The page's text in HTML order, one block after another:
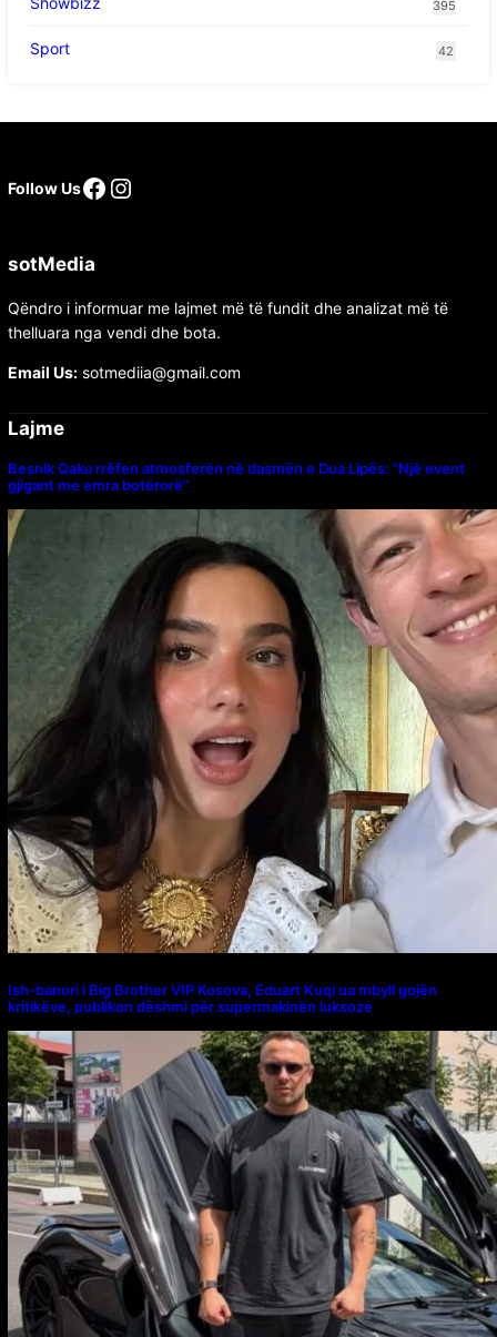
395
Sport 42
Follow Us
sotMedia
Qëndro i informuar me lajmet më të fundit dhe analizat më të
thelluara nga vendi dhe bota.
Email Us:sotmediia@gmail.com
Lajme
Besnik Qaka rrëfen atmosferën në dasmën e Dua Lipës: “Një event
gjigant me emra botërorë”
Ish-banori i Big Brother VIP Kosova, Eduart Kuqi ua mbyll gojën
kritikëve, publikon dëshmi për supermakinën luksoze